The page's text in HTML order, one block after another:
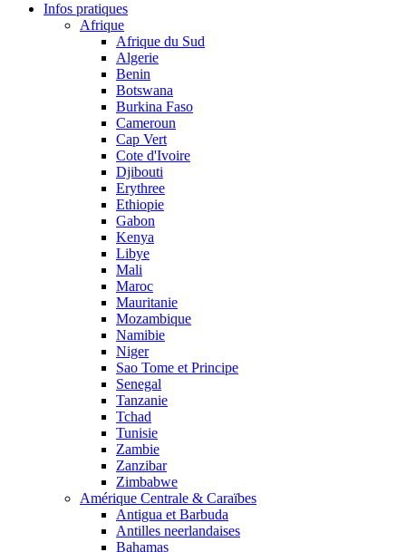
Infos pratiques
Afrique
Afrique du Sud
Algerie
Benin
Botswana
Burkina Faso
Cameroun
Cap Vert
Cote d'Ivoire
Djibouti
Erythree
Ethiopie
Gabon
Kenya
Libye
Mali
Maroc
Mauritanie
Mozambique
Namibie
Niger
Sao Tome et Principe
Senegal
Tanzanie
Tchad
Tunisie
Zambie
Zanzibar
Zimbabwe
Amérique Centrale & Caraïbes
Antigua et Barbuda
Antilles neerlandaises
Bahamas